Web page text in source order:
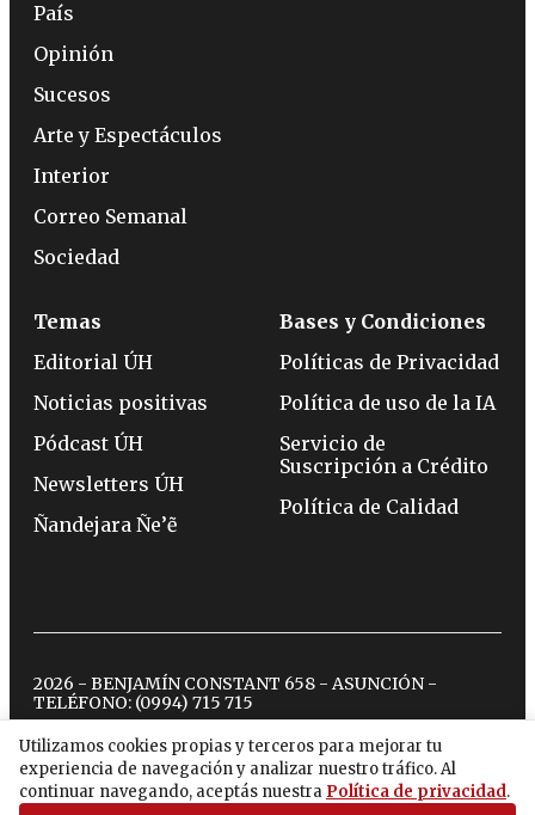
Utilizamos cookies propias y terceros para mejorar tu
experiencia de navegación y analizar nuestro tráfico. Al
continuar navegando, aceptás nuestra Política de privacidad.
País
Opinión
Sucesos
Arte y Espectáculos
Interior
Correo Semanal
Sociedad
Temas
Editorial ÚH
Noticias positivas
Pódcast ÚH
Newsletters ÚH
Ñandejara Ñe’ẽ
Bases y Condiciones
Políticas de Privacidad
Política de uso de la IA
Servicio de
Suscripción a Crédito
Política de Calidad
2026 - BENJAMÍN CONSTANT 658 - ASUNCIÓN -
TELÉFONO: (0994) 715 715
twitterinstagram
facebook
tiktokyoutubespotify